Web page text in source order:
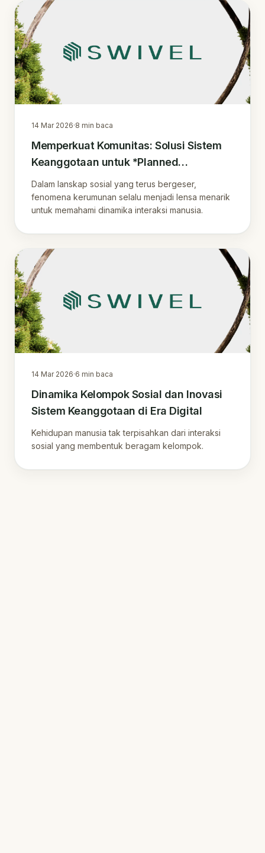
14 Mar 2026·8 min baca
Memperkuat Komunitas: Solusi Sistem
Keanggotaan untuk *Planned
Expressive Group* di Era Digital
Dalam lanskap sosial yang terus bergeser,
fenomena kerumunan selalu menjadi lensa menarik
untuk memahami dinamika interaksi manusia.
14 Mar 2026·6 min baca
Dinamika Kelompok Sosial dan Inovasi
Sistem Keanggotaan di Era Digital
Kehidupan manusia tak terpisahkan dari interaksi
sosial yang membentuk beragam kelompok.